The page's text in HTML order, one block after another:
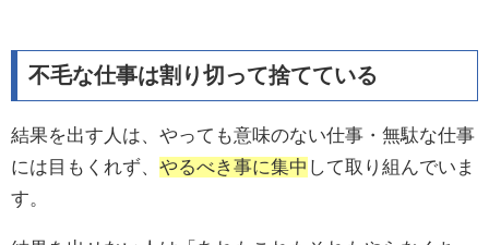
不毛な仕事は割り切って捨てている
結果を出す人は、やっても意味のない仕事・無駄な仕事
には目もくれず、 やるべき事に集中 して取り組んでいま
す。